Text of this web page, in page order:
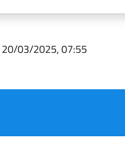
20/03/2025, 07:55